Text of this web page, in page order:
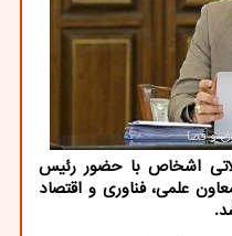
اشخاص با حضور رئیس
علمی، فناوری و اقتصاد